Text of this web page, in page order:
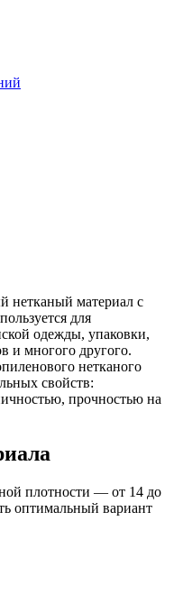
нетканый материал с
для
одежды, упаковки,
и многого другого.
нетканого
свойств:
прочностью на
плотности — от 14 до
оптимальный вариант